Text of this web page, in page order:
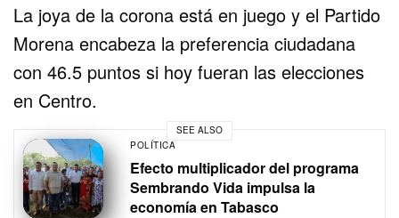
La joya de la corona está en juego y el Partido
Morena encabeza la preferencia ciudadana
con 46.5 puntos si hoy fueran las elecciones
en Centro.
SEE ALSO
POLÍTICA
Efecto multiplicador del programa
Sembrando Vida impulsa la
economía en Tabasco